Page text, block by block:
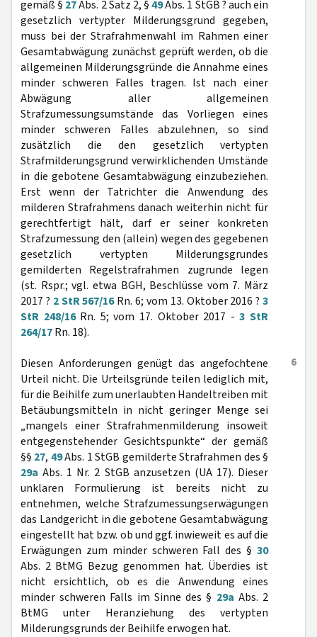
gemäß § 27Abs. 2 Satz 2, §49Abs. 1 StGB ? auch ein
gesetzlich vertypter Milderungsgrund gegeben,
muss bei der Strafrahmenwahl im Rahmen einer
Gesamtabwägung zunächst geprüft werden, ob die
allgemeinen Milderungsgründe die Annahme eines
minder schweren Falles tragen. Ist nach einer
Abwägung aller allgemeinen
Strafzumessungsumstände das Vorliegen eines
minder schweren Falles abzulehnen, so sind
zusätzlich die den gesetzlich vertypten
Strafmilderungsgrund verwirklichenden Umstände
in die gebotene Gesamtabwägung einzubeziehen.
Erst wenn der Tatrichter die Anwendung des
milderen Strafrahmens danach weiterhin nicht für
gerechtfertigt hält, darf er seiner konkreten
Strafzumessung den (allein) wegen des gegebenen
gesetzlich vertypten Milderungsgrundes
gemilderten Regelstrafrahmen zugrunde legen
(st. Rspr.; vgl. etwa BGH, Beschlüsse vom 7. März
2017 ? 2 StR 567/16Rn. 6; vom 13. Oktober 2016 ?3
StR 248/16Rn. 5; vom 17. Oktober 2017 -3 StR
264/17Rn. 18).
6
Diesen Anforderungen genügt das angefochtene
Urteil nicht. Die Urteilsgründe teilen lediglich mit,
für die Beihilfe zum unerlaubten Handeltreiben mit
Betäubungsmitteln in nicht geringer Menge sei
„mangels einer Strafrahmenmilderung insoweit
entgegenstehender Gesichtspunkte“ der gemäß
§§ 27, 49Abs. 1 StGB gemilderte Strafrahmen des §
29a Abs. 1 Nr. 2 StGB anzusetzen (UA 17). Dieser
unklaren Formulierung ist bereits nicht zu
entnehmen, welche Strafzumessungserwägungen
das Landgericht in die gebotene Gesamtabwägung
eingestellt hat bzw. ob und ggf. inwieweit es auf die
Erwägungen zum minder schweren Fall des § 30
Abs. 2 BtMG Bezug genommen hat. Überdies ist
nicht ersichtlich, ob es die Anwendung eines
minder schweren Falls im Sinne des § 29a Abs. 2
BtMG unter Heranziehung des vertypten
Milderungsgrunds der Beihilfe erwogen hat.